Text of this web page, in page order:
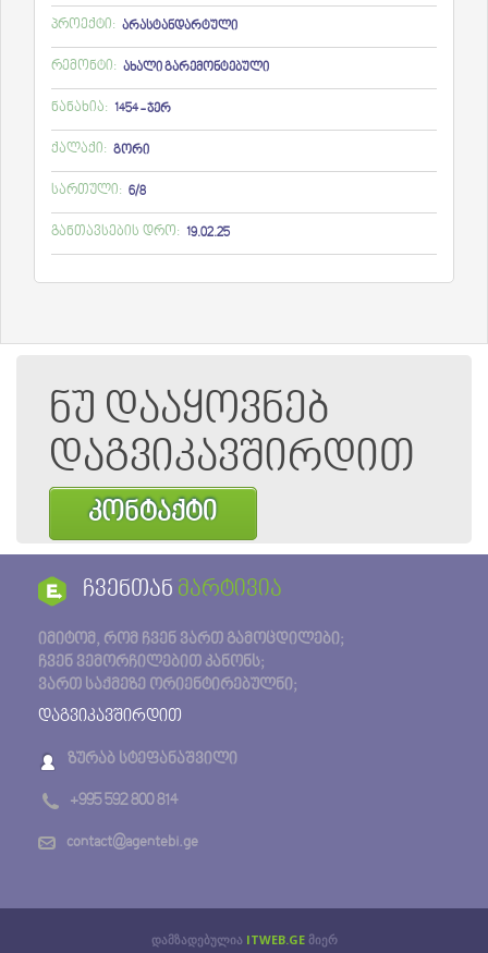
პროექტი: არასტანდარტული
რემონტი: ახალი გარემონტებული
ნანახია: 1454 - ჯერ
ქალაქი: გორი
სართული: 6/8
განთავსების დრო: 19.02.25
ნუ დააყოვნებ
დაგვიკავშირდით
კონტაქტი
ჩვენთან მარტივია
იმიტომ, რომ ჩვენ ვართ გამოცდილები;
ჩვენ ვემორჩილებით კანონს;
ვართ საქმეზე ორიენტირებულნი;
დაგვიკავშირდით
ზურაბ სტეფანაშვილი
+995 592 800 814
contact@agentebi.ge
დამზადებულია ITWEB.GEმიერ